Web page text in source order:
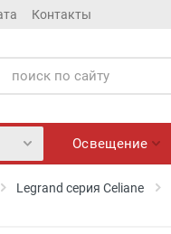
Контакты
Освещение
Legrand серия Celiane